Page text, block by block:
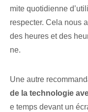
mite quotidienne
respecter. Cela nous
des heures et des
ne.
Une autre⁢
de la technologie
e temps devant un